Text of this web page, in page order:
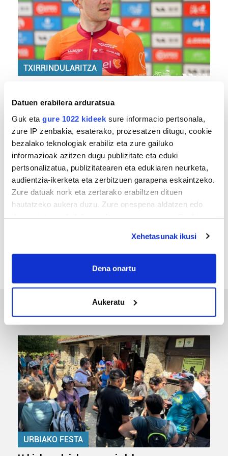
Datuen erabilera arduratsua
Guk eta gure 1022 kideek sure informacio pertsonala,
zure IP zenbakia, esaterako, prozesatzen ditugu, cookie
bezalako teknologiak erabiliz eta zure gailuko
informazioak azitzen dugu publizitate eta eduki
pertsonalizatua, publizitatearen eta edukiaren neurketa,
audientzia-ikerketa eta zerbitzuen garapena eskaintzeko.
Zure datuak nork eta zertarako erabiltzen dituen
hautatzeko aukera duzu. Zure onespena aldatzen edo
If you allow, we would also like to:
Collect information about your geographical
meters
Identify your device by actively scanning it for
specific characteristics (fingerprinting)
and set your preferences in thedetails section.
Guk eta gure bazkideek zure datu pertsonalak
prozesatzen ditugu, zure IP zenbakia, besteak beste,
teknologia erabiliz, cookieak adibidez, iragarki eta eduki
pertsonalizatuak eskaintzeko, iragarkiak eta edukia
neurtzeko, jendeari buruzko informazioa biltzeko eta
produktuak garatzeko. Zure datuak nork eta zertarako
erabiltzen dituen hauta dezakezu.
Xehetasunak ikusi
Dena onartu
Aukeratu
TXIRRINDULARITZA
MEMORIA HISTORIKOA
«Gai tabua izan da etxe gehienetan, jendeak
ERREPORTAJEAK
URBIAKO FESTA